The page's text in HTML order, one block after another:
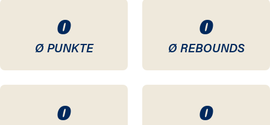
0
Ø PUNKTE
0
Ø REBOUNDS
0 0